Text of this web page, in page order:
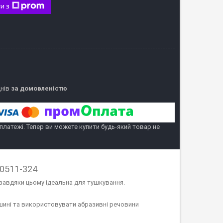
з
за домовленістю
Тепер ви можете купити будь-який товар не
324
цьому ідеальна для тушкування.
та використовувати абразивні речовини